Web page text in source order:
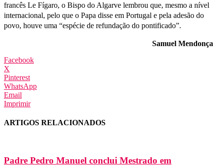
francês Le Fígaro, o Bispo do Algarve lembrou que, mesmo a nível
internacional, pelo que o Papa disse em Portugal e pela adesão do
povo, houve uma “espécie de refundação do pontificado”.
Samuel Mendonça
Facebook
X
Pinterest
WhatsApp
Email
Imprimir
ARTIGOS RELACIONADOS
Padre Pedro Manuel conclui Mestrado em